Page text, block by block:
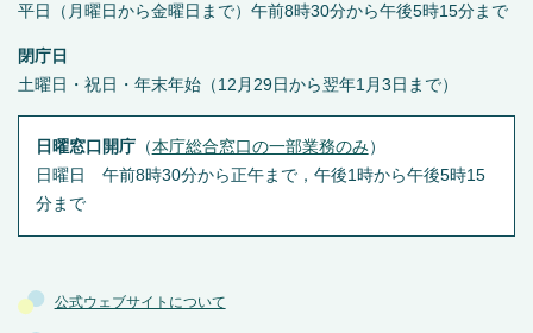
公式ウェブサイトについて
平日（月曜日から金曜日まで）午前8時30分から午後5時15分まで
閉庁日
土曜日・祝日・年末年始（12月29日から翌年1月3日まで）
日曜窓口開庁（本庁総合窓口の一部業務のみ ）
日曜日 午前8時30分から正午まで，午後1時から午後5時15
分まで